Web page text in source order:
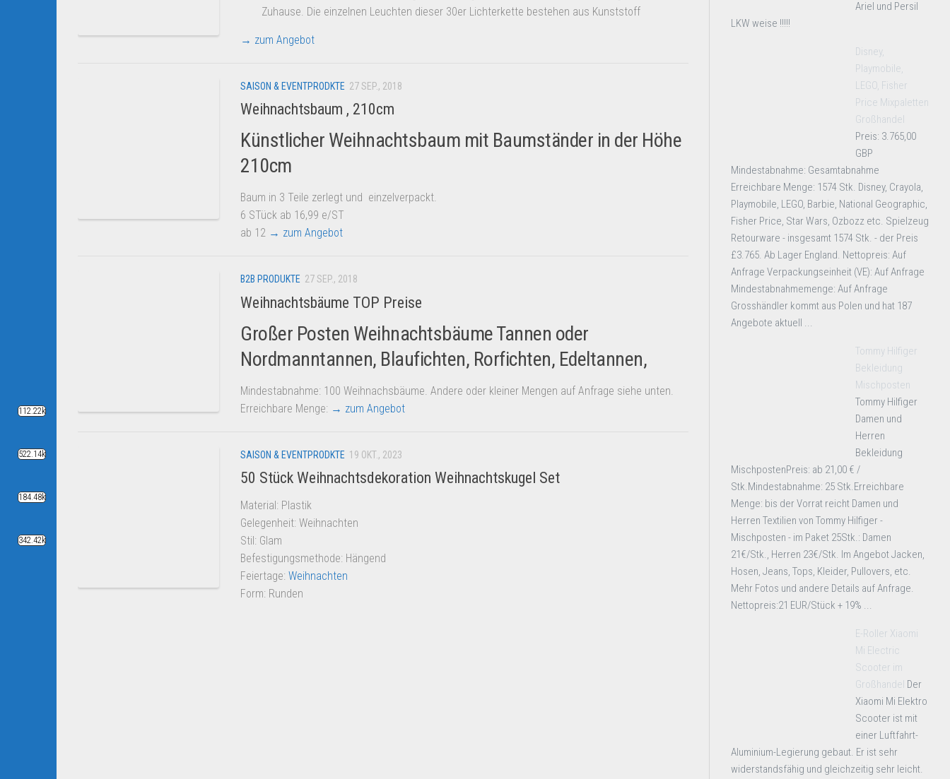
Zuhause. Die einzelnen Leuchten dieser 30er Lichterkette bestehen aus Kunststoff
→ zum Angebot
SAISON & EVENTPRODKTE 27 SEP., 2018
Weihnachtsbaum , 210cm
Künstlicher Weihnachtsbaum mit Baumständer in der Höhe
210cm
Baum in 3 Teile zerlegt und einzelverpackt.
6 STück ab 16,99 e/ST
ab 12 → zum Angebot
B2B PRODUKTE 27 SEP., 2018
Weihnachtsbäume TOP Preise
Großer Posten Weihnachtsbäume Tannen oder
Nordmanntannen, Blaufichten, Rorfichten, Edeltannen,
Mindestabnahme: 100 Weihnachsbäume. Andere oder kleiner Mengen auf Anfrage siehe unten.
Erreichbare Menge: → zum Angebot
SAISON & EVENTPRODKTE 19 OKT., 2023
50 Stück Weihnachtsdekoration Weihnachtskugel Set
Material: Plastik
Gelegenheit: Weihnachten
Stil: Glam
Befestigungsmethode: Hängend
Feiertage: Weihnachten
Form: Runden
Ariel und Persil
LKW weise !!!!!
Disney,
Playmobile,
LEGO, Fisher
Price Mixpaletten
Großhandel
Preis: 3.765,00
GBP
Mindestabnahme: Gesamtabnahme
Erreichbare Menge: 1574 Stk. Disney, Crayola,
Playmobile, LEGO, Barbie, National Geographic,
Fisher Price, Star Wars, Ozbozz etc. Spielzeug
Retourware - insgesamt 1574 Stk. - der Preis
£3.765. Ab Lager England. Nettopreis: Auf
Anfrage Verpackungseinheit (VE): Auf Anfrage
Mindestabnahmemenge: Auf Anfrage
Grosshändler kommt aus Polen und hat 187
Angebote aktuell ...
Tommy Hilfiger
Bekleidung
Mischposten
Tommy Hilfiger
Damen und
Herren
Bekleidung
MischpostenPreis: ab 21,00 € /
Stk.Mindestabnahme: 25 Stk.Erreichbare
Menge: bis der Vorrat reicht Damen und
Herren Textilien von Tommy Hilfiger -
Mischposten - im Paket 25Stk.: Damen
21€/Stk., Herren 23€/Stk. Im Angebot Jacken,
Hosen, Jeans, Tops, Kleider, Pullovers, etc.
Mehr Fotos und andere Details auf Anfrage.
Nettopreis:21 EUR/Stück + 19% ...
E-Roller Xiaomi
Mi Electric
Scooter im
Großhandel Der
Xiaomi Mi Elektro
Scooter ist mit
einer Luftfahrt-
Aluminium-Legierung gebaut. Er ist sehr
widerstandsfähig und gleichzeitig sehr leicht.
112.22k
522.14k
184.48k
342.42k